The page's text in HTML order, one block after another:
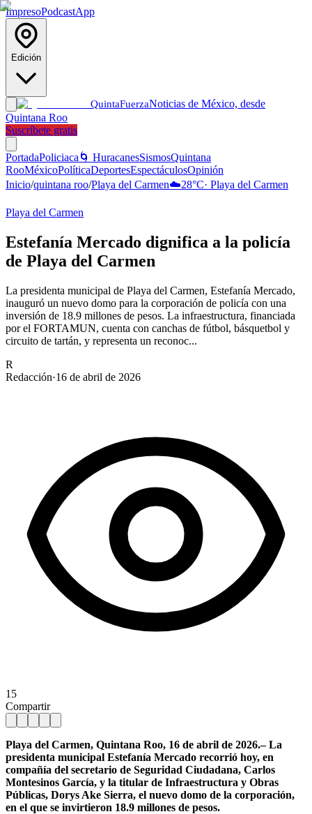
ImpresoPodcastApp
Edición
QuintaFuerzaNoticias de México, desde
Quintana Roo
Suscríbete gratis
PortadaPoliciaca 🌀 HuracanesSismosQuintana
RooMéxicoPolíticaDeportesEspectáculosOpinión
Inicio/quintana roo/Playa del Carmen☁️28°C· Playa del Carmen
Playa del Carmen
Estefanía Mercado dignifica a la policía
de Playa del Carmen
La presidenta municipal de Playa del Carmen, Estefanía Mercado,
inauguró un nuevo domo para la corporación de policía con una
inversión de 18.9 millones de pesos. La infraestructura, financiada
por el FORTAMUN, cuenta con canchas de fútbol, básquetbol y
circuito de tartán, y representa un reconoc...
R
Redacción·16 de abril de 2026
15
Compartir
Playa del Carmen, Quintana Roo, 16 de abril de 2026.– La
presidenta municipal Estefanía Mercado recorrió hoy, en
compañía del secretario de Seguridad Ciudadana, Carlos
Montesinos García, y la titular de Infraestructura y Obras
Públicas, Dorys Ake Sierra, el nuevo domo de la corporación,
en el que se invirtieron 18.9 millones de pesos.